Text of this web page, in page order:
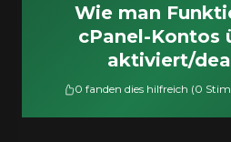
Wie man
cPanel-Kontos
aktiviert/
0 fanden dies hilfreich (0